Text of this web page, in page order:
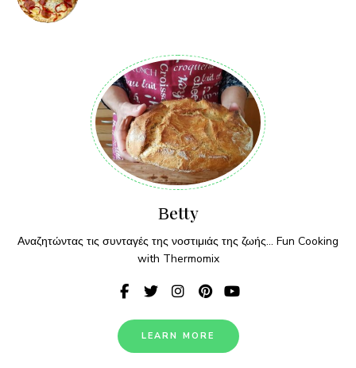
Βetty
Αναζητώντας τις συνταγές της νοστιμιάς της ζωής... Fun Cooking
with Thermomix
LEARN MORE